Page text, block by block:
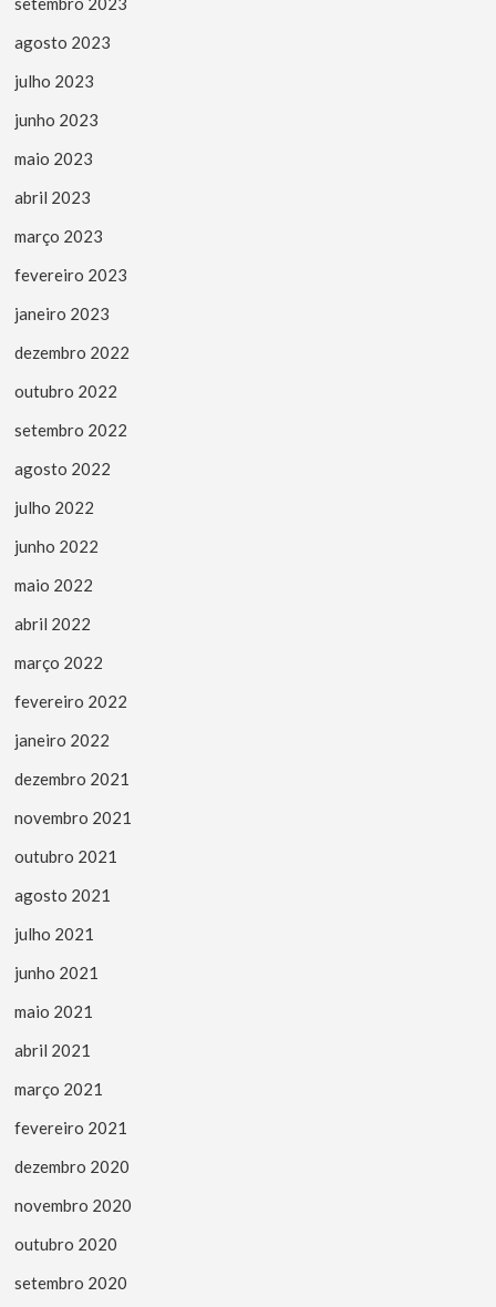
agosto 2023
julho 2023
junho 2023
maio 2023
abril 2023
março 2023
fevereiro 2023
janeiro 2023
dezembro 2022
outubro 2022
setembro 2022
agosto 2022
julho 2022
junho 2022
maio 2022
abril 2022
março 2022
fevereiro 2022
janeiro 2022
dezembro 2021
novembro 2021
outubro 2021
agosto 2021
julho 2021
junho 2021
maio 2021
abril 2021
março 2021
fevereiro 2021
dezembro 2020
novembro 2020
outubro 2020
setembro 2020